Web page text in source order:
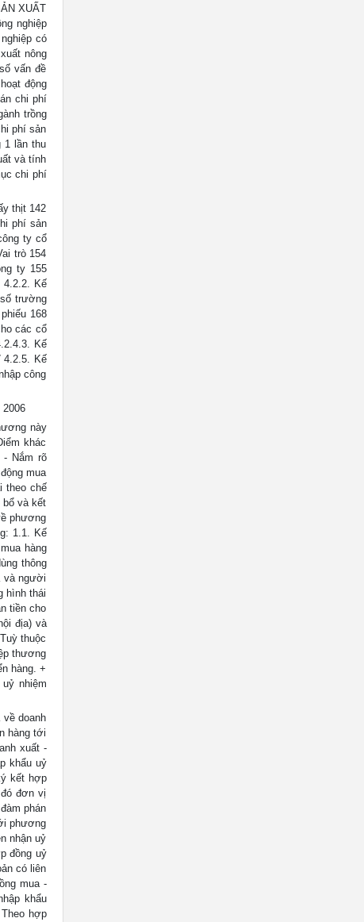
XUẤT
nghiệp
có
nông
vấn đề
động
chi phí
trồng
phí sản
1 lần thu
và tính
chi phí
thịt 142
phí sản
ty cổ
trò 154
ty 155
4.2.2. Kế
trường
168
các cổ
Kế
4.2.5. Kế
công
này
khác
- Nắm rõ
mua
theo chế
bổ và kết
phương
1.1. Kế
hàng
thông
và người
hình thái
tiền cho
địa) và
thuộc
thương
hàng. +
nhiệm
doanh
hàng tới
xuất -
khẩu uỷ
kết hợp
đơn vị
phán
phương
nhận uỷ
đồng uỷ
có liên
mua -
khẩu
hợp